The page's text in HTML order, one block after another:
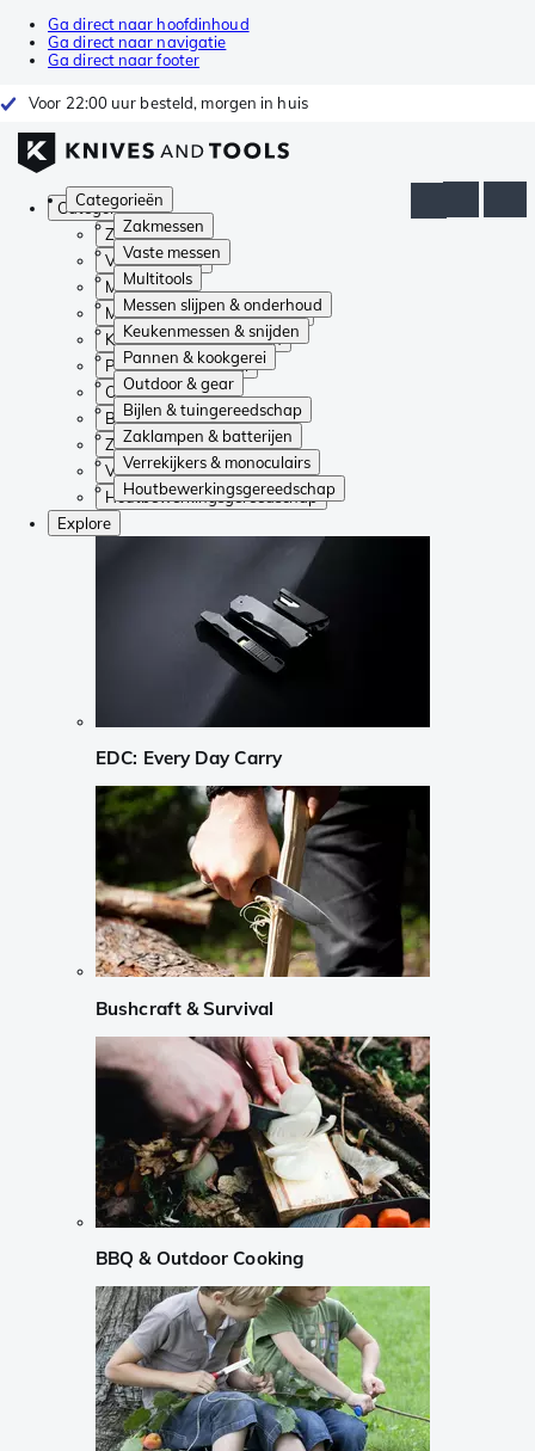
Ga direct naar hoofdinhoud
Ga direct naar navigatie
Ga direct naar footer
Voor 22:00 uur besteld, morgen in huis
Categorieën
Zakmessen
Vaste messen
Multitools
Messen slijpen & onderhoud
Keukenmessen & snijden
Pannen & kookgerei
Outdoor & gear
Bijlen & tuingereedschap
Zaklampen & batterijen
Verrekijkers & monoculairs
Houtbewerkingsgereedschap
Categorieën
Zakmessen
Vaste messen
Multitools
Messen slijpen & onderhoud
Keukenmessen & snijden
Pannen & kookgerei
Outdoor & gear
Bijlen & tuingereedschap
Zaklampen & batterijen
Verrekijkers & monoculairs
Houtbewerkingsgereedschap
Explore
EDC: Every Day Carry
Bushcraft & Survival
BBQ & Outdoor Cooking